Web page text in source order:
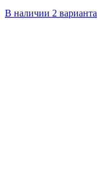
В наличии 2 варианта